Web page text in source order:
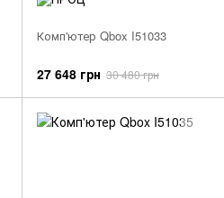
Комп'ютер Qbox I51033
27 648 грн 30 480 грн